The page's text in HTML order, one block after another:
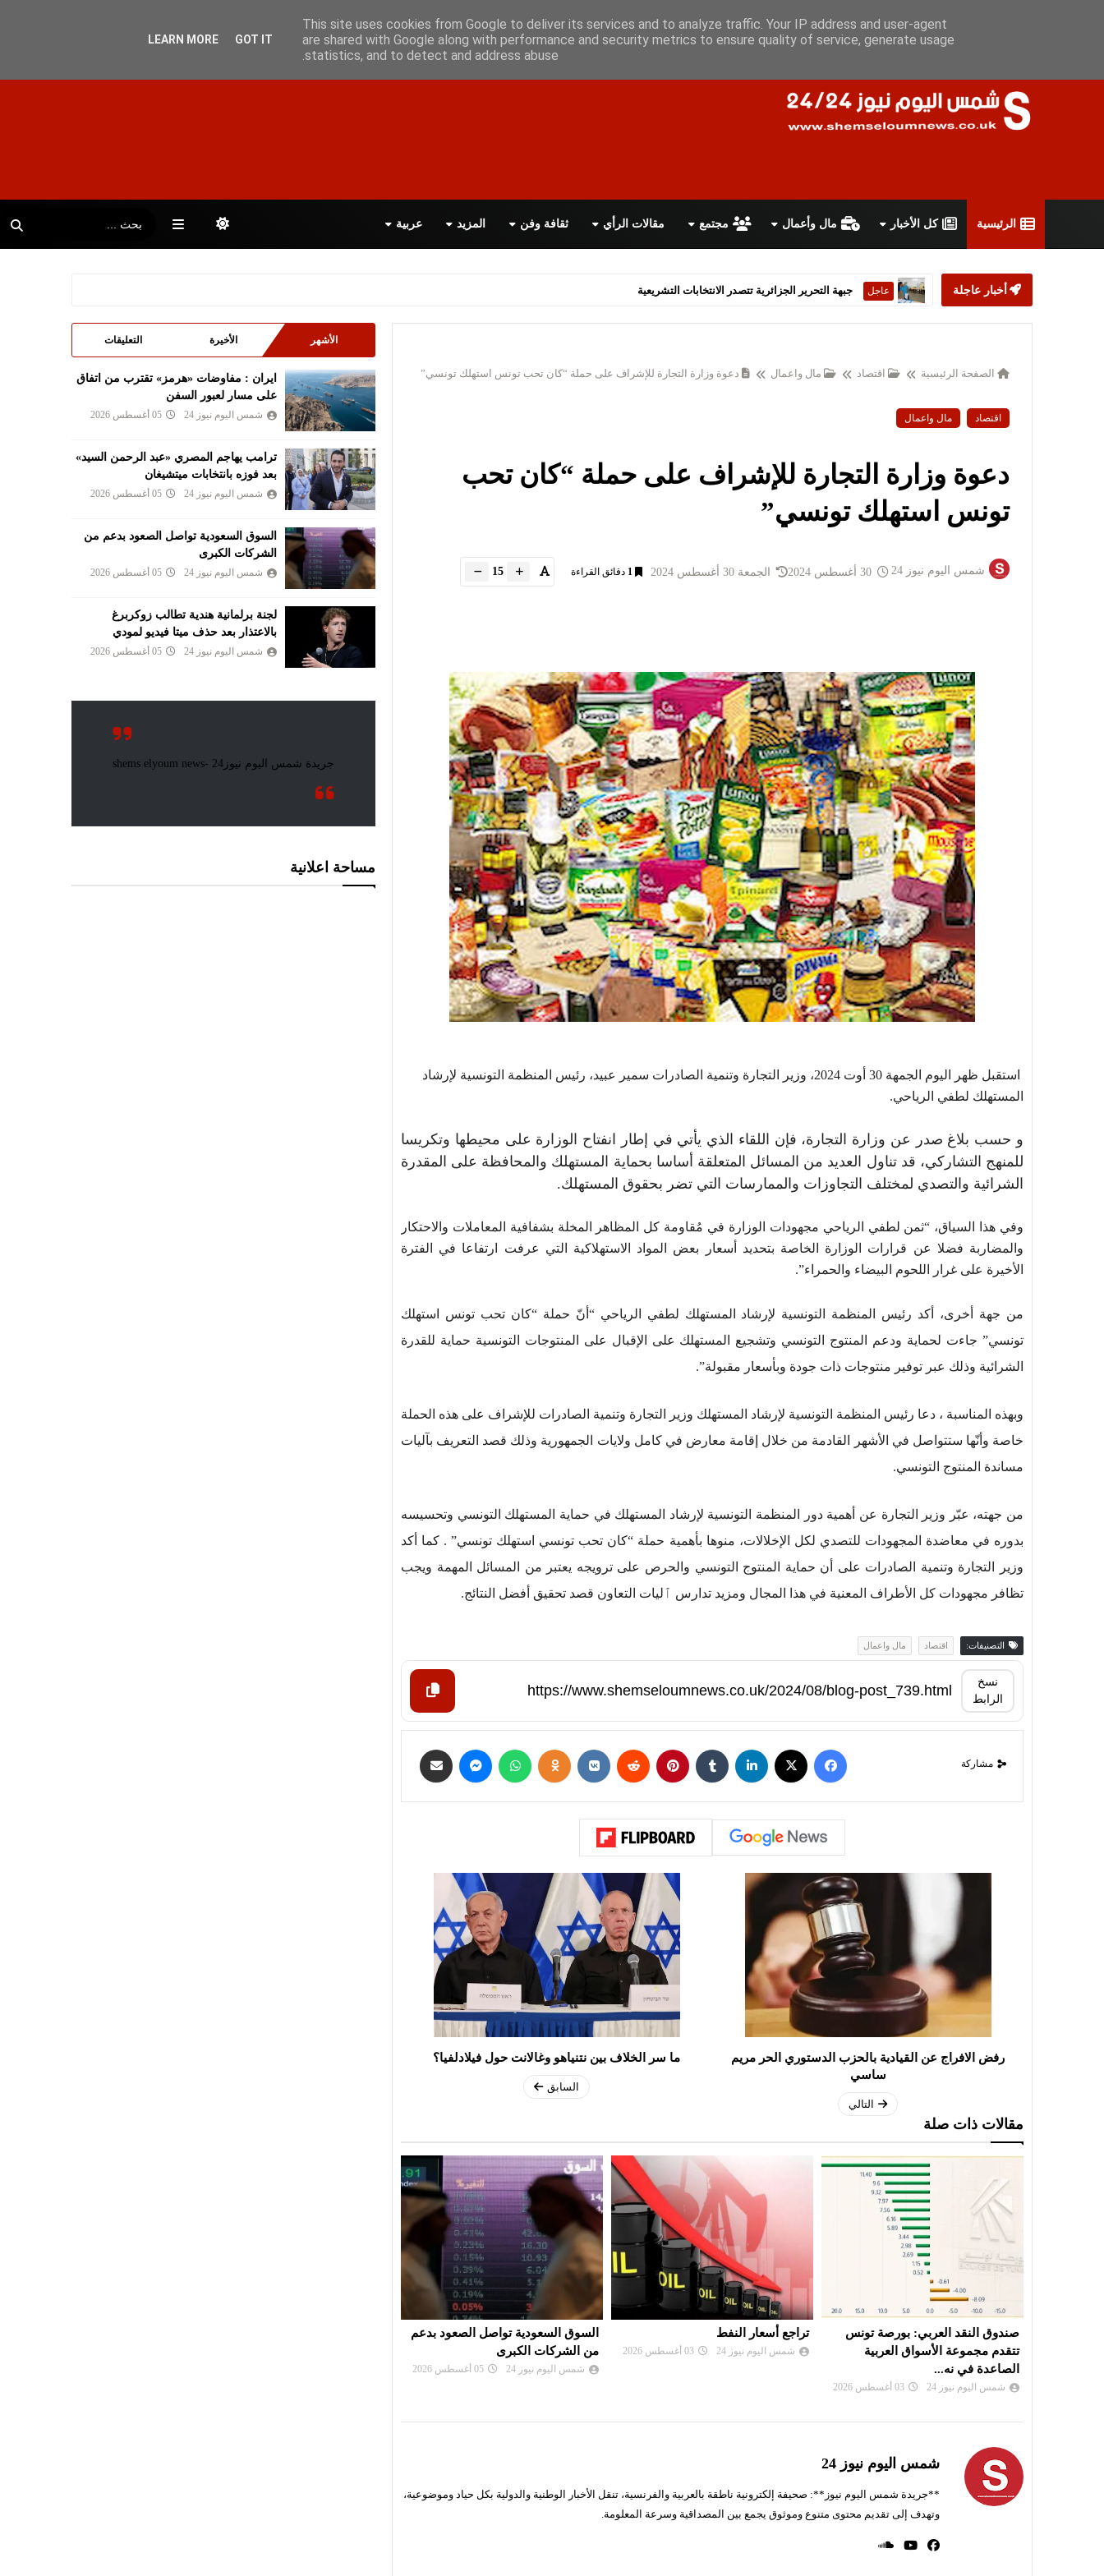
سياسة الخصوصية اتفاقية الاستخدام أعلن معانا اتصل بنا اقرأ الصحيفة PDF
الرئيسية كل الأخبار مال وأعمال مجتمع مقالات الرأي ثقافة وفن المزيد عربية
أخبار عاجلة عاجل ستارمر يعلن استقالته من رئاسة الحكومة البريطانية
الصفحة الرئيسية اقتصاد مال واعمال دعوة وزارة التجارة للإشراف على حملة “كان تحب تونس استهلك تونسي”
اقتصاد مال واعمال
دعوة وزارة التجارة للإشراف على حملة “كان تحب
تونس استهلك تونسي”
شمس اليوم نيوز 24 الجمعة 30 أغسطس 2024 1 دقائق القراءة 15
استقبل ظهر اليوم الجمهة 30 أوت 2024، وزير التجارة وتنمية الصادرات سمير عبيد، رئيس المنظمة التونسية لإرشاد
المستهلك لطفي الرياحي.
و حسب بلاغ صدر عن وزارة التجارة، فإن اللقاء الذي يأتي في إطار انفتاح الوزارة على محيطها وتكريسا
للمنهج التشاركي، قد تناول العديد من المسائل المتعلقة أساسا بحماية المستهلك والمحافظة على المقدرة
الشرائية والتصدي لمختلف التجاوزات والممارسات التي تضر بحقوق المستهلك.
وفي هذا السياق، “ثمن لطفي الرياحي مجهودات الوزارة في مُقاومة كل المظاهر المخلة بشفافية المعاملات والاحتكار
والمضاربة فضلا عن قرارات الوزارة الخاصة بتحديد أسعار بعض المواد الاستهلاكية التي عرفت ارتفاعا في الفترة
الأخيرة على غرار اللحوم البيضاء والحمراء”.
من جهة أخرى، أكد رئيس المنظمة التونسية لإرشاد المستهلك لطفي الرياحي “أنّ حملة “كان تحب تونس استهلك
تونسي” جاءت لحماية ودعم المنتوج التونسي وتشجيع المستهلك على الإقبال على المنتوجات التونسية حماية للقدرة
الشرائية وذلك عبر توفير منتوجات ذات جودة وبأسعار مقبولة”.
وبهذه المناسبة ، دعا رئيس المنظمة التونسية لإرشاد المستهلك وزير التجارة وتنمية الصادرات للإشراف على هذه الحملة
خاصة وأنّها ستتواصل في الأشهر القادمة من خلال إقامة معارض في كامل ولايات الجمهورية وذلك قصد التعريف بآليات
مساندة المنتوج التونسي.
من جهته، عبّر وزير التجارة عن أهمية دور المنظمة التونسية لإرشاد المستهلك في حماية المستهلك التونسي وتحسيسه
بدوره في معاضدة المجهودات للتصدي لكل الإخلالات، منوها بأهمية حملة “كان تحب تونسي استهلك تونسي” . كما أكد
وزير التجارة وتنمية الصادرات على أن حماية المنتوج التونسي والحرص على ترويجه يعتبر من المسائل المهمة ويجب
تظافر مجهودات كل الأطراف المعنية في هذا المجال ومزيد تدارس ٱليات التعاون قصد تحقيق أفضل النتائج.
التصنيفات: اقتصاد مال واعمال
نسخ
الرابط
مشاركة
رفض الافراج عن القيادية بالحزب الدستوري الحر مريم
ساسي
التالي
ما سر الخلاف بين نتنياهو وغالانت حول فيلادلفيا؟
السابق
مقالات ذات صلة
تراجع أسعار النفط
شمس اليوم نيوز 24 03 أغسطس 2026
السوق السعودية تواصل الصعود بدعم
من الشركات الكبرى
صندوق النقد العربي: بورصة تونس
تتقدم مجموعة الأسواق العربية
الصاعدة في نه...
شمس اليوم نيوز 24
**جريدة شمس اليوم نيوز**: صحيفة إلكترونية ناطقة بالعربية والفرنسية، تنقل الأخبار الوطنية والدولية بكل حياد وموضوعية،
وتهدف إلى تقديم محتوى متنوع وموثوق يجمع بين المصداقية وسرعة المعلومة.
الأشهر الأخيرة التعليقات
ايران : مفاوضات «هرمز» تقترب من اتفاق
على مسار لعبور السفن
شمس اليوم نيوز 24 05 أغسطس 2026
ترامب يهاجم المصري «عبد الرحمن السيد»
بعد فوزه بانتخابات ميتشيغان
شمس اليوم نيوز 24 05 أغسطس 2026
السوق السعودية تواصل الصعود بدعم من
الشركات الكبرى
شمس اليوم نيوز 24 05 أغسطس 2026
لجنة برلمانية هندية تطالب زوكربرغ
بالاعتذار بعد حذف ميتا فيديو لمودي
شمس اليوم نيوز 24 05 أغسطس 2026
مساحة اعلانية
This site uses cookies from Google to deliver its services and to analyze traffic. Your IP address and user-agent
are shared with Google along with performance and security metrics to ensure quality of service, generate usage
statistics, and to detect and address abuse.
LEARN MORE GOT IT